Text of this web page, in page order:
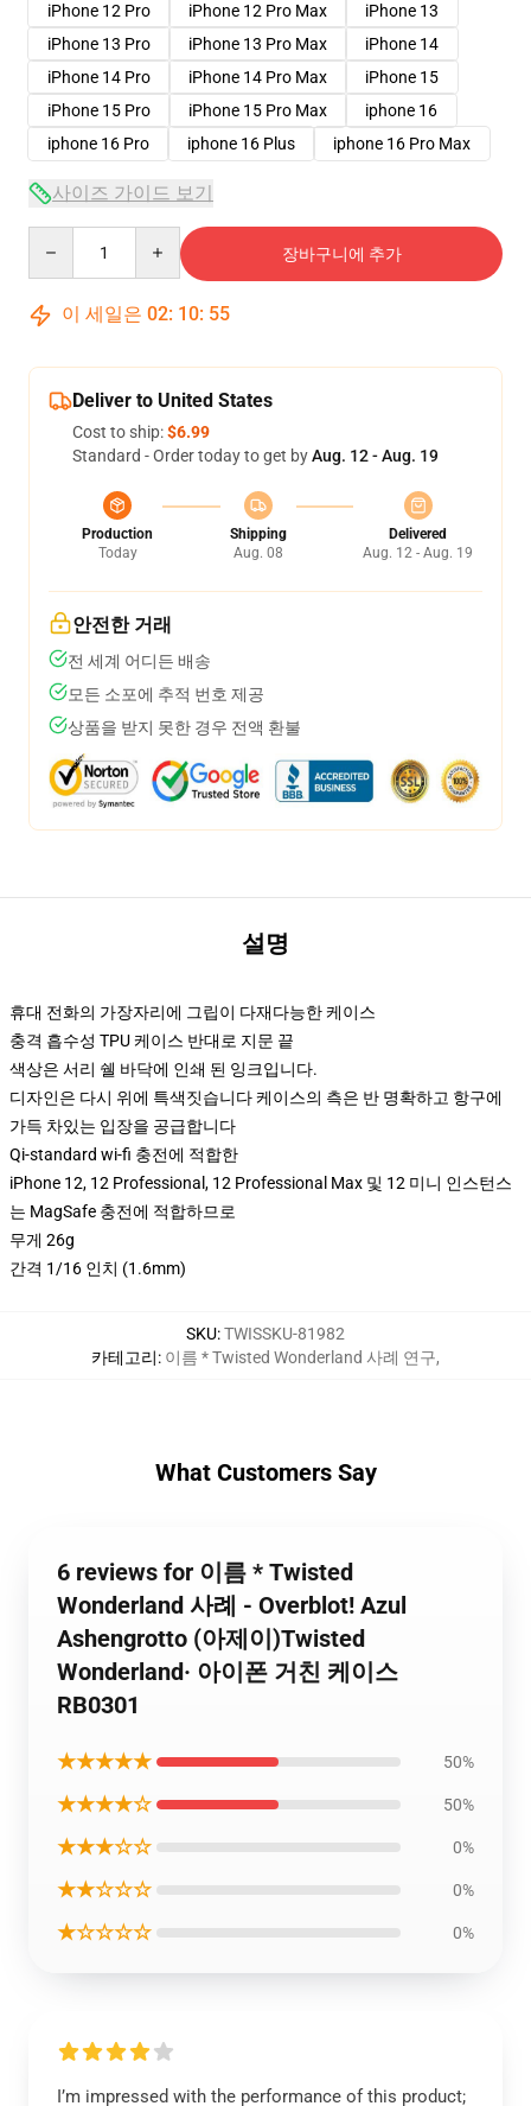
iPhone 12 Pro
iPhone 12 Pro Max
iPhone 13
iPhone 13 Pro
iPhone 13 Pro Max
iPhone 14
iPhone 14 Pro
iPhone 14 Pro Max
iPhone 15
iPhone 15 Pro
iPhone 15 Pro Max
iphone 16
iphone 16 Pro
iphone 16 Plus iphone 16 Pro Max
사이즈 가이드 보기
장바구니에 추가
이 세일은 02: 10: 54
Deliver to United States
Cost to ship:$6.99
Standard - Order today to get byAug. 12 - Aug. 19
Production
Today
Shipping
Aug. 08
Delivered
Aug. 12 - Aug. 19
안전한 거래
전 세계 어디든 배송
모든 소포에 추적 번호 제공
상품을 받지 못한 경우 전액 환불
설명
휴대 전화의 가장자리에 그립이 다재다능한 케이스
충격 흡수성 TPU 케이스 반대로 지문 끝
색상은 서리 쉘 바닥에 인쇄 된 잉크입니다.
디자인은 다시 위에 특색짓습니다 케이스의 측은 반 명확하고 항구에
가득 차있는 입장을 공급합니다
Qi-standard wi-fi 충전에 적합한
iPhone 12, 12 Professional, 12 Professional Max 및 12 미니 인스턴스
는 MagSafe 충전에 적합하므로
무게 26g
간격 1/16 인치 (1.6mm)
SKU:TWISSKU-81982
카테고리: 이름 * Twisted Wonderland 사례 연구,
What Customers Say
6 reviews for 이름 * Twisted
Wonderland 사례 - Overblot! Azul
Ashengrotto (아제이)Twisted
Wonderland· 아이폰 거친 케이스
RB0301
★★★★★ 50%
★★★★☆ 50%
★★★☆☆ 0%
★★☆☆☆ 0%
★☆☆☆☆ 0%
I’m impressed with the performance of this product;